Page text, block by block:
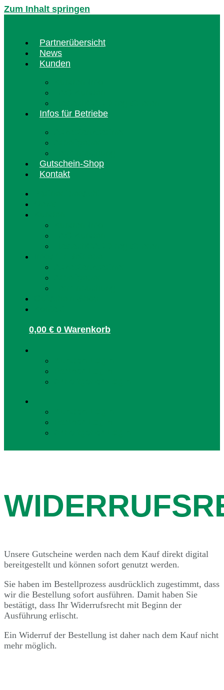
Zum Inhalt springen
Partnerübersicht
News
Kunden
Infos für Betriebe
Gutschein-Shop
Kontakt
0,00 € 0 Warenkorb
Unsere Gutscheine werden nach dem Kauf direkt digital
bereitgestellt und können sofort genutzt werden.
Sie haben im Bestellprozess ausdrücklich zugestimmt, dass
wir die Bestellung sofort ausführen. Damit haben Sie
bestätigt, dass Ihr Widerrufsrecht mit Beginn der
Ausführung erlischt.
Ein Widerruf der Bestellung ist daher nach dem Kauf nicht
mehr möglich.